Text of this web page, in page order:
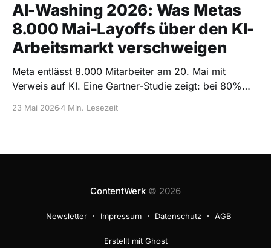
AI-Washing 2026: Was Metas
8.000 Mai-Layoffs über den KI-
Arbeitsmarkt verschweigen
Meta entlässt 8.000 Mitarbeiter am 20. Mai mit
Verweis auf KI. Eine Gartner-Studie zeigt: bei 80%
23 Mai 20264 Min. Lesezeit
ContentWerk© 2026
Newsletter Impressum Datenschutz AGB
Erstellt mit Ghost